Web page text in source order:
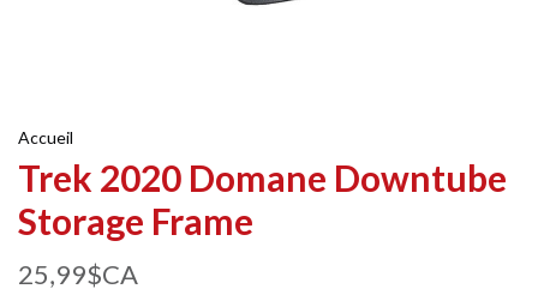
Accueil
Trek 2020 Domane Downtube
Storage Frame
25,99$CA